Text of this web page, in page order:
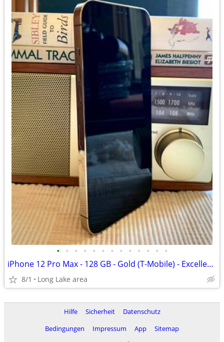
• • • • • • • • • • • • •
iPhone 12 Pro Max - 128 GB - Gold (T-Mobile) - Excellent condition
8/1 Long Lake area
Hilfe Sicherheit
Datenschutz
Bedingungen
Impressum App
Sitemap